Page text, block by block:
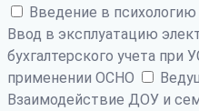
Введение в
Ввод в эксплуатацию
бухгалтерского учета при
применении ОСНО
Взаимодействие ДОУ и